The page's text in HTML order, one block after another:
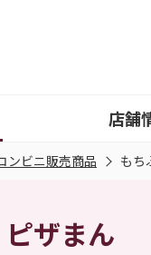
店舗
ンビニ販売商品 も
ザまん